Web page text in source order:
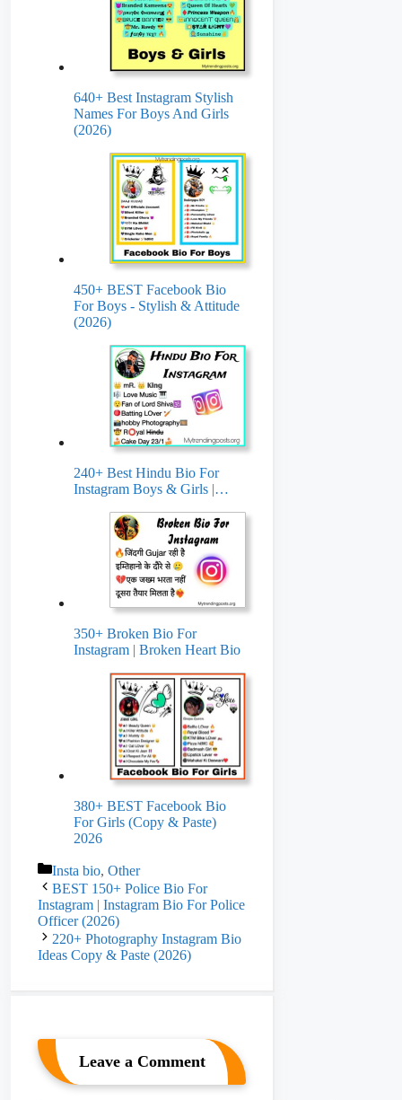
640+ Best Instagram Stylish
Names For Boys And Girls
(2026)
450+ BEST Facebook Bio
For Boys - Stylish & Attitude
(2026)
240+ Best Hindu Bio For
Instagram Boys & Girls |…
350+ Broken Bio For
Instagram | Broken Heart Bio
380+ BEST Facebook Bio
For Girls (Copy & Paste)
2026
Categories
Insta bio, Other
BEST 150+ Police Bio For
Instagram | Instagram Bio For Police
Officer (2026)
220+ Photography Instagram Bio
Ideas Copy & Paste (2026)
Leave a Comment